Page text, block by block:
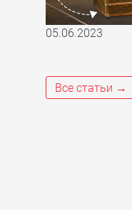
05.06.2023
Все статьи →